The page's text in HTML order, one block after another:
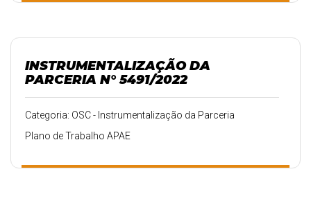
INSTRUMENTALIZAÇÃO DA
PARCERIA N° 5491/2022
Categoria: OSC - Instrumentalização da Parceria
Plano de Trabalho APAE